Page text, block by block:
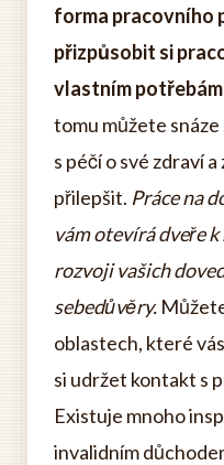
forma pracovního
přizpůsobit si
vlastním
tomu můžete
s péčí o své zdraví
přilepšit. Práce na
vám otevírá dveře
rozvoji vašich
sebedůvěry.
oblastech, které
si udržet kontakt s
Existuje mnoho
invalidním